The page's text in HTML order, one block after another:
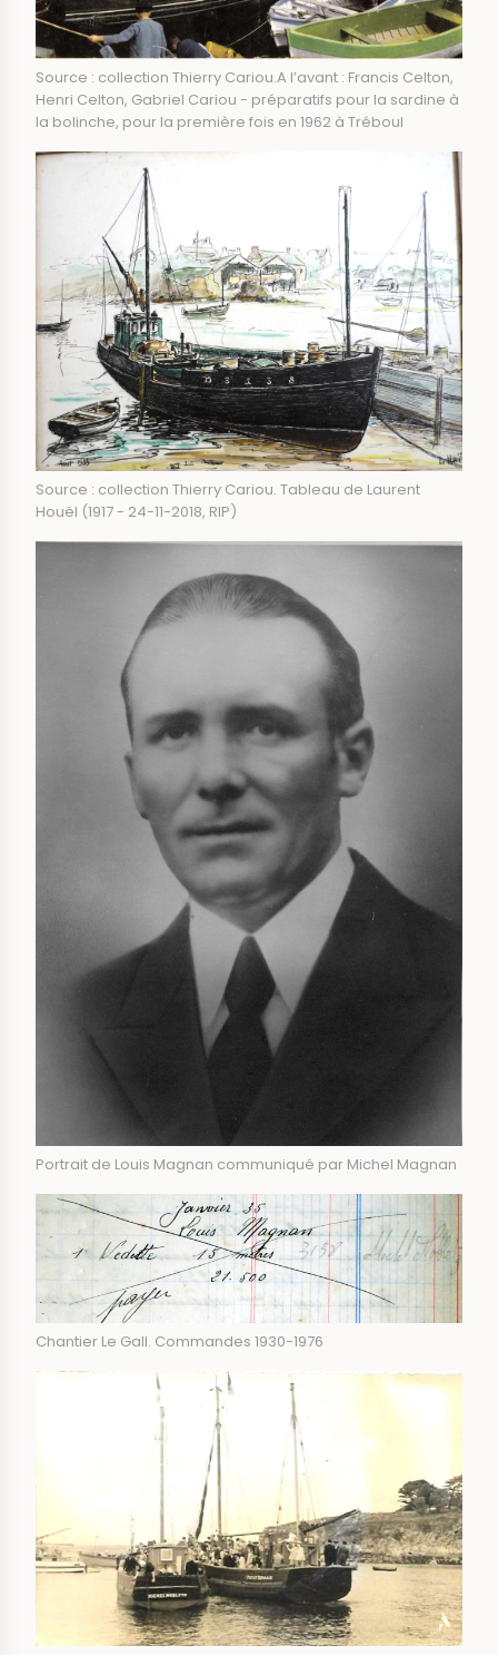
Source : collection Thierry Cariou.A l’avant : Francis Celton,
Henri Celton, Gabriel Cariou - préparatifs pour la sardine à
la bolinche, pour la première fois en 1962 à Tréboul
Source : collection Thierry Cariou. Tableau de Laurent
Houël (1917 - 24-11-2018, RIP)
Portrait de Louis Magnan communiqué par Michel Magnan
Chantier Le Gall. Commandes 1930-1976